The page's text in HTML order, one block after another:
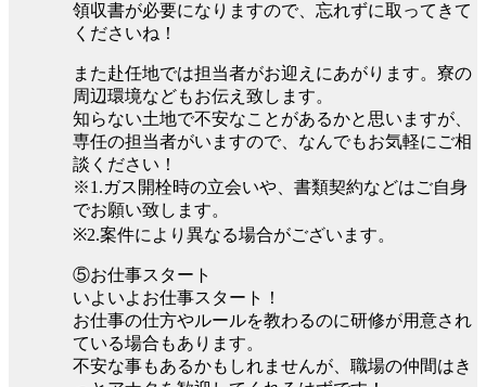
領収書が必要になりますので、忘れずに取ってきて
くださいね！
また赴任地では担当者がお迎えにあがります。寮の
周辺環境などもお伝え致します。
知らない土地で不安なことがあるかと思いますが、
専任の担当者がいますので、なんでもお気軽にご相
談ください！
※1.ガス開栓時の立会いや、書類契約などはご自身
でお願い致します。
※2.案件により異なる場合がございます。
⑤お仕事スタート
いよいよお仕事スタート！
お仕事の仕方やルールを教わるのに研修が用意され
ている場合もあります。
不安な事もあるかもしれませんが、職場の仲間はき